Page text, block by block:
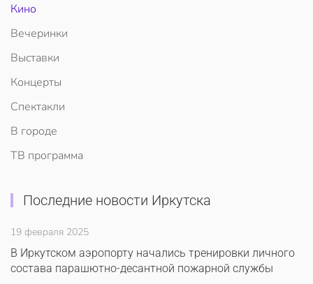
Кино
Вечеринки
Выставки
Концерты
Спектакли
В городе
ТВ программа
Последние новости Иркутска
19 февраля 2025
В Иркутском аэропорту начались тренировки личного
состава парашютно-десантной пожарной службы